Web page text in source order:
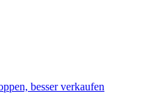
besser verkaufen